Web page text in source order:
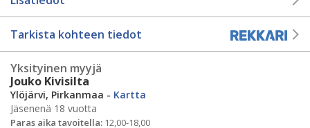
Tarkista kohteen tiedot
Yksityinen myyjä
Jouko Kivisilta
Ylöjärvi, Pirkanmaa - Kartta
Jäsenenä 18 vuotta
Paras aika tavoitella: 12,00-18,00